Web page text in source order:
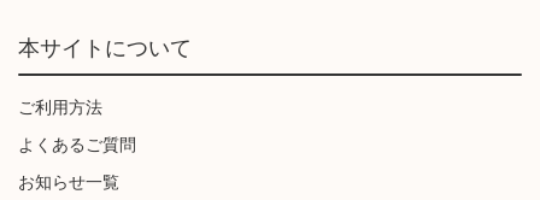
本サイトについて
ご利用方法
よくあるご質問
お知らせ一覧